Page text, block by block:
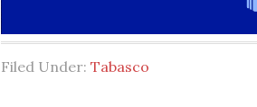
Filed Under: Tabasco